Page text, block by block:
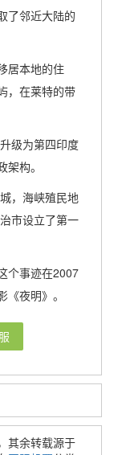
了邻近大陆的
居本地的住
，在莱特的带
级为第四印度
构。
，海峡殖民地
市设立了第一
个事迹在2007
夜明》。
其余转载源于